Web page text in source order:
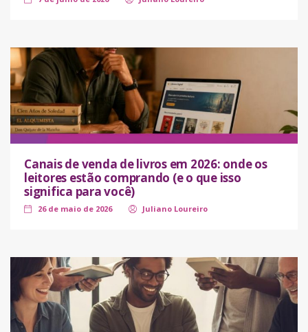
Canais de venda de livros em 2026: onde os
leitores estão comprando (e o que isso
significa para você)
26 de maio de 2026 Juliano Loureiro